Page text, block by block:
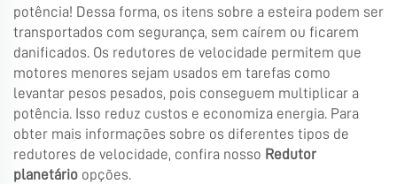
potência! Dessa forma, os itens sobre a esteira podem ser
transportados com segurança, sem caírem ou ficarem
danificados. Os redutores de velocidade permitem que
motores menores sejam usados em tarefas como
levantar pesos pesados, pois conseguem multiplicar a
potência. Isso reduz custos e economiza energia. Para
obter mais informações sobre os diferentes tipos de
redutores de velocidade, confira nosso Redutor
planetário opções.